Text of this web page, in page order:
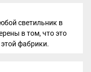
светильник в
в том, что это
фабрики.